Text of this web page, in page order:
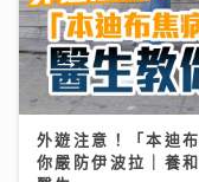
外遊注意！「本迪
你嚴防伊波拉｜養